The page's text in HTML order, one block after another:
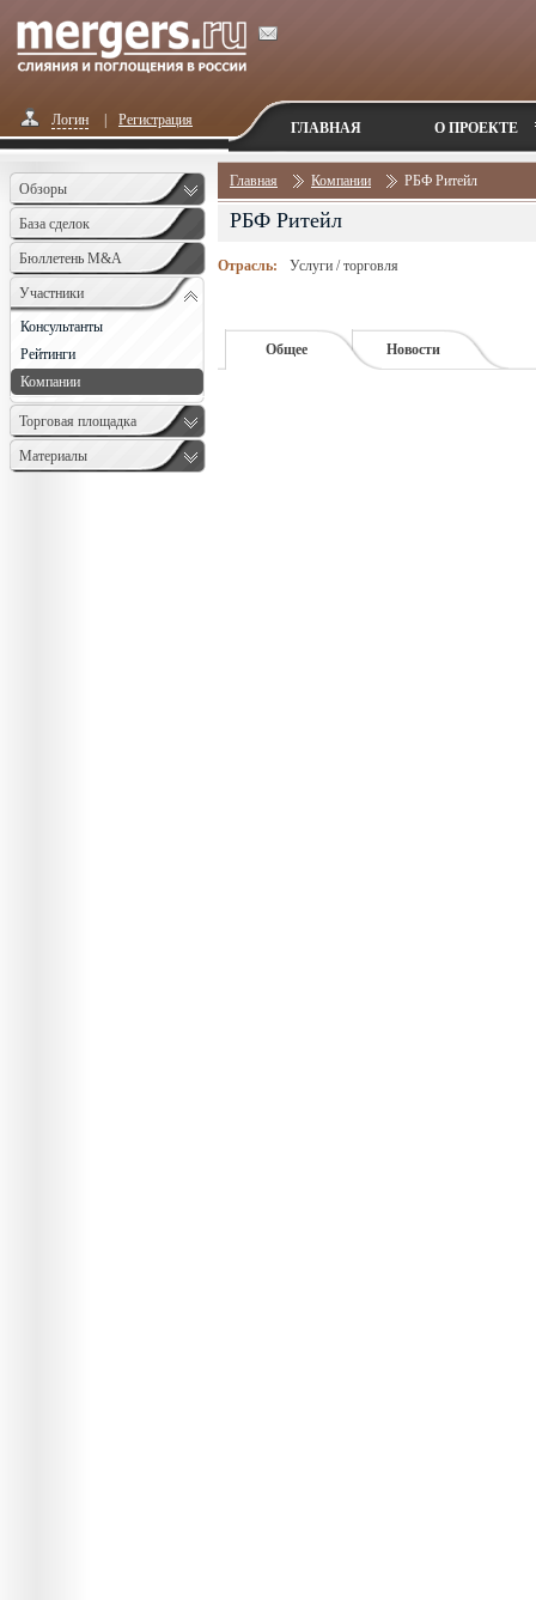
Логин Регистрация ГЛАВНАЯ О ПРОЕКТЕ
Обзоры
База сделок
Бюллетень M&A
Monthly
Участники
Консультанты
Рейтинги
Компании
Торговая площадка
Материалы
Главная Компании РБФ Ритейл
РБФ Ритейл
Отрасль: Услуги / торговля
Общее Новости